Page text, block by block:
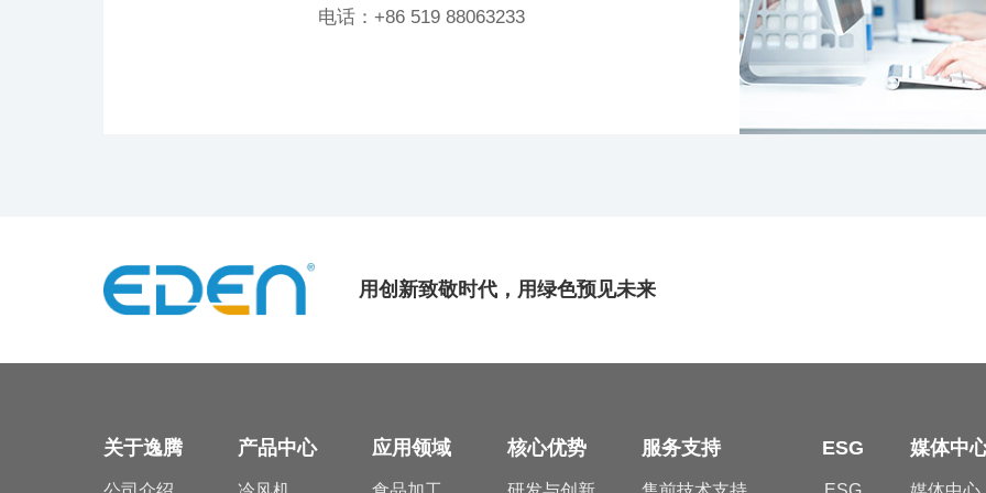
电话：+86 519 88063233
用创新致敬时代，用绿色预见未来
关于逸腾 产品中心 应用领域 核心优势 服务支持 ESG 媒体中